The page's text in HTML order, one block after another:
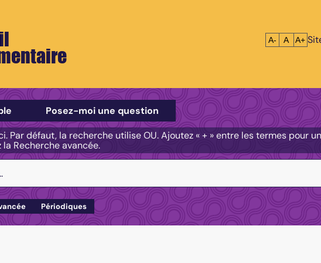
Réduire le
A- A A+
recherche
Posez-moi une question
Par défaut, la recherche utilise OU. Ajoutez « + » entre les termes pour
Recherche avancée.
Périodiques